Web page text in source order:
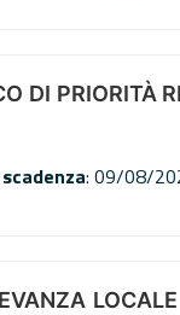
DI
: 09/08/